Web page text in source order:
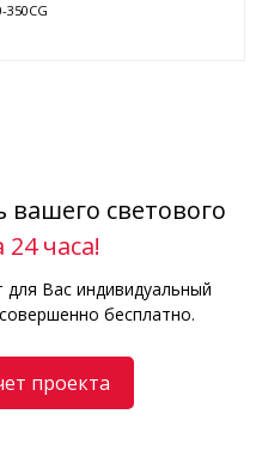
350CG
вашего светового
24 часа!
Вас индивидуальный
бесплатно.
проекта